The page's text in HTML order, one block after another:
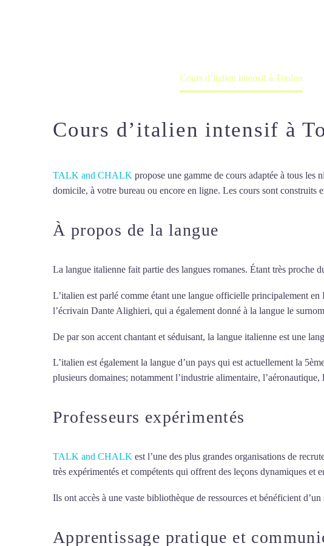
Cours d’italien intensif à Toulon
Cours d’italien intensif à
TALK and CHALK propose une gamme de cours adaptée à tous
domicile, à votre bureau ou encore en ligne. Les cours sont construits
À propos de la langue
La langue italienne fait partie des langues romanes. Étant très proche
L’italien est parlé comme étant une langue officielle principalement
l’écrivain Dante Alighieri, qui a également donné à la langue le
De par son accent chantant et séduisant, la langue italienne est une
L’italien est également la langue d’un pays qui est actuellement la
plusieurs domaines; notamment l’industrie alimentaire,
Professeurs expérimentés
TALK and CHALK est l’une des plus grandes organisations de
très expérimentés et compétents qui offrent des leçons dynamiques et
Ils ont accès à une vaste bibliothèque de ressources et bénéficient
Apprentissage pratique et